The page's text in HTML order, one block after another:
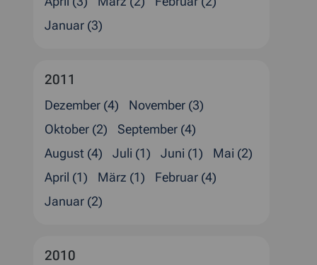
Januar (3)
2011
Dezember (4)
November (3)
Oktober (2)
September (4)
August (4)
Juli (1) Juni (1)
Mai (2)
April (1)
März (1)
Februar (4)
Januar (2)
2010